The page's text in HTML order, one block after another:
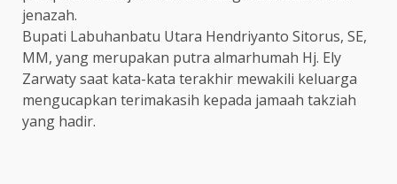
jenazah.
Bupati Labuhanbatu Utara Hendriyanto Sitorus, SE,
MM, yang merupakan putra almarhumah Hj. Ely
Zarwaty saat kata-kata terakhir mewakili keluarga
mengucapkan terimakasih kepada jamaah takziah
yang hadir.